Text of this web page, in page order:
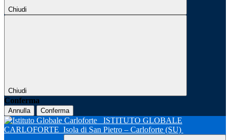
Chiudi
Chiudi
Conferma
Annulla Conferma
ISTITUTO GLOBALE
CARLOFORTE Isola di San Pietro – Carloforte (SU)